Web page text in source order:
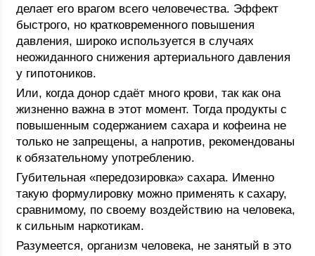
делает его врагом всего человечества. Эффект
быстрого, но кратковременного повышения
давления, широко используется в случаях
неожиданного снижения артериального давления
у гипотоников.
Или, когда донор сдаёт много крови, так как она
жизненно важна в этот момент. Тогда продукты с
повышенным содержанием сахара и кофеина не
только не запрещены, а напротив, рекомендованы
к обязательному употреблению.
Губительная «передозировка» сахара. Именно
такую формулировку можно применять к сахару,
сравнимому, по своему воздействию на человека,
к сильным наркотикам.
Разумеется, организм человека, не занятый в это